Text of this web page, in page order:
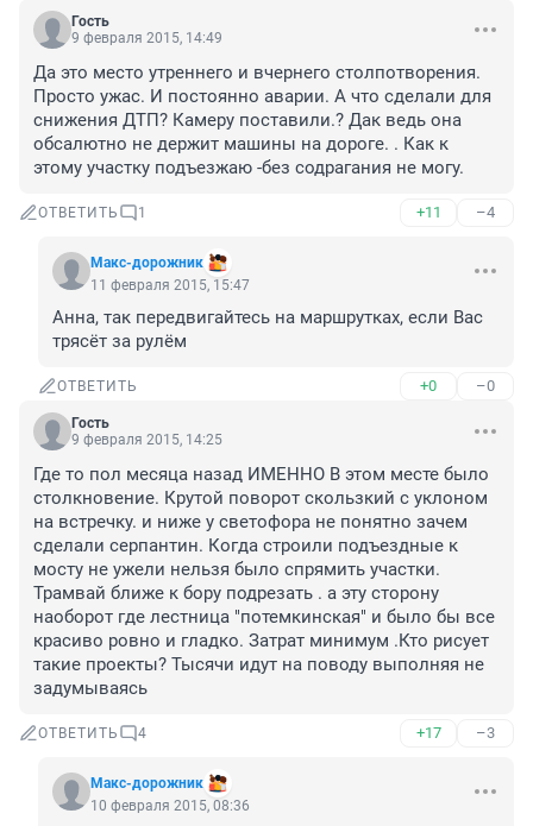
Гость
9 февраля 2015, 14:49
Да это место утреннего и вчернего столпотворения.
Просто ужас. И постоянно аварии. А что сделали для
снижения ДТП? Камеру поставили.? Дак ведь она
обсалютно не держит машины на дороге. . Как к
этому участку подъезжаю -без содрагания не могу.
ОТВЕТИТЬ 1 +11 –4
Макс-дорожник
11 февраля 2015, 15:47
Анна, так передвигайтесь на маршрутках, если Вас
трясёт за рулём
ОТВЕТИТЬ +0 –0
Гость
9 февраля 2015, 14:25
Где то пол месяца назад ИМЕННО В этом месте было
столкновение. Крутой поворот скользкий с уклоном
на встречку. и ниже у светофора не понятно зачем
сделали серпантин. Когда строили подъездные к
мосту не ужели нельзя было спрямить участки.
Трамвай ближе к бору подрезать . а эту сторону
наоборот где лестница "потемкинская" и было бы все
красиво ровно и гладко. Затрат минимум .Кто рисует
такие проекты? Тысячи идут на поводу выполняя не
задумываясь
ОТВЕТИТЬ 4 +17 –3
Макс-дорожник
10 февраля 2015, 08:36